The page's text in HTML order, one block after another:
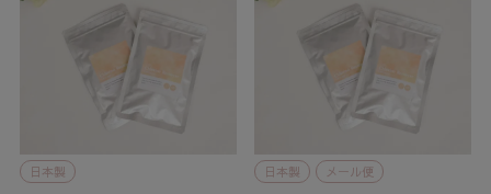
日本製 日本製 メール便